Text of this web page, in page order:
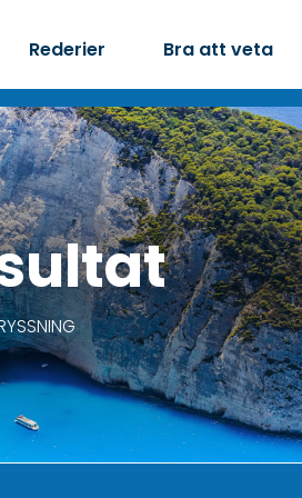
Rederier Bra att veta